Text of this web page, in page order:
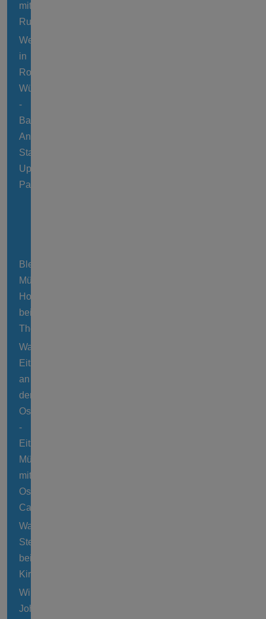
mit
Rundwanderweg
Weichelsee
in
Rotenburg-
Wümme
-
Baden,
Angeln,
Stand
Up
Paddling
Blender
Mühle
Holländerwindmühle
bei
Thedinghausen
Wassermühle
Eitzmühlen
an
der
Oste
-
Eitzter
Mühle
mit
Oste-
Cafe
Wassermühle
Stemmen
bei
Kirchlinteln
Windmühle
Johanna